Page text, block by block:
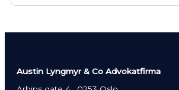
Austin Lyngmyr & Co Advokatfirma